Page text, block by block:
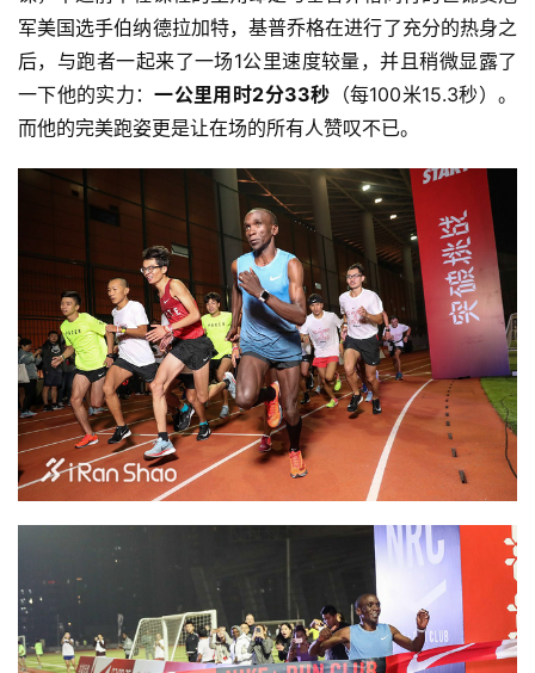
军美国选手伯纳德拉加特，基普乔格在进行了充分的热身之
后，与跑者一起来了一场1公里速度较量，并且稍微显露了
一下他的实力：一公里用时2分33秒 （每100米15.3秒）。
而他的完美跑姿更是让在场的所有人赞叹不已。